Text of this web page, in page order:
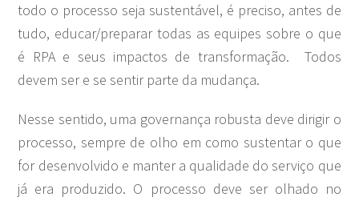
todo o processo seja sustentável, é preciso, antes de
tudo, educar/preparar todas as equipes sobre o que
é RPA e seus impactos de transformação. Todos
devem ser e se sentir parte da mudança.
Nesse sentido, uma governança robusta deve dirigir o
processo, sempre de olho em como sustentar o que
for desenvolvido e manter a qualidade do serviço que
já era produzido. O processo deve ser olhado no